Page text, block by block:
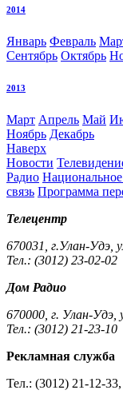
2014
Январь Февраль
Сентябрь Октябрь
2013
Март Апрель Май
Ноябрь Декабрь
Наверх
Новости
Радио
связь Программа
Телецентр
670031, г.Улан-Удэ,
Тел.: (3012) 23-02-02
Дом Радио
670000, г. Улан-Удэ,
Тел.: (3012) 21-23-10
Рекламная служба
Тел.: (3012) 21-12-